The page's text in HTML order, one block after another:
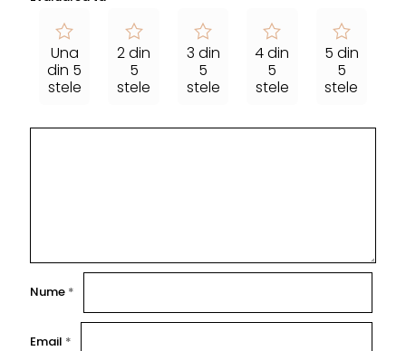
Una
din 5
stele
2 din
5
stele
3 din
5
stele
4 din
5
stele
5 din
5
stele
Nume *
Email *